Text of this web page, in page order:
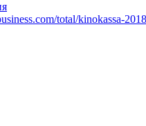
total/kinokassa-